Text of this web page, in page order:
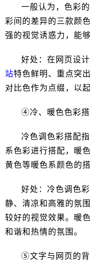
一般认为，色彩
彩间的差异的三款颜
强的视觉诱惑力，能
好处：在网页设
站特色鲜明、重点突
对比色作为点缀，以
④冷、暖色色彩
冷色调色彩搭配
系色彩进行搭配，暖
黄色等暖色系颜色的搭
好处：冷色调色
静、清凉和高雅的氛
较好的视觉效果。暖
和谐和热情的氛围。
⑤文字与网页的